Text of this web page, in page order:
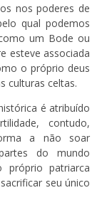
nos poderes de
qual podemos
um Bode ou
esteve associada
o próprio deus
culturas celtas.
é atribuído
contudo,
a não soar
do mundo
próprio patriarca
seu único